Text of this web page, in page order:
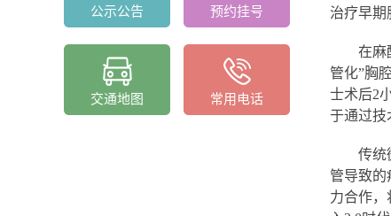
公示公告 预约挂号
交通地图 常用电话
治疗早期
在麻
管化”胸
士术后2
于通过技
传统
管导致的
力合作，